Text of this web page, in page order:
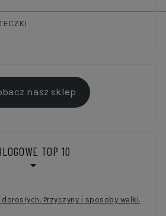
nasz sklep
TOP 10
Przyczyny i sposoby walki.